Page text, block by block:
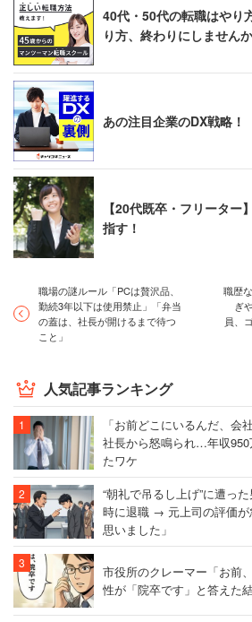
40代・50代の転職はやり
り方、終わりにしませんか
あの注目企業のDX戦略！
【20代既卒・フリーター
指す！
職場の謎ルール「PCは贅沢品、
勤続3年以下は使用禁止」「弁当
の蓋は、社長が開けるまで待つ
こと」
職歴
ぎ
員、
人気記事ランキング
「お前どこにいるんだ、会
社長から怒鳴られ…年収950
たワケ
“朝礼で吊るし上げ”に遭っ
時に退職 → 元上司の評価が
思いました」
市役所のクレーマー「お前
性が「院卒です」と答えた